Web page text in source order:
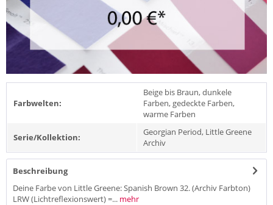
Farbwelten:
Beige bis Braun, dunkele
Farben, gedeckte Farben,
warme Farben
Serie/Kollektion:
Georgian Period, Little Greene
Archiv
Beschreibung
Deine Farbe von Little Greene: Spanish Brown 32. (Archiv Farbton)
LRW (Lichtreflexionswert) =... mehr